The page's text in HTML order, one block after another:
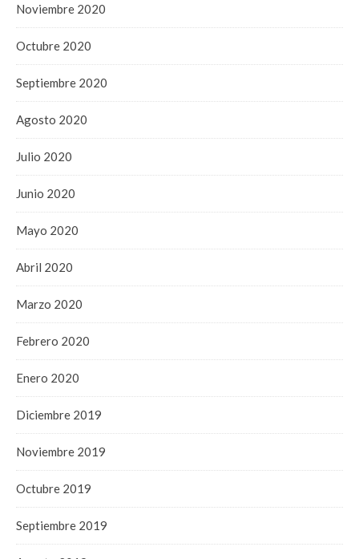
Noviembre 2020
Octubre 2020
Septiembre 2020
Agosto 2020
Julio 2020
Junio 2020
Mayo 2020
Abril 2020
Marzo 2020
Febrero 2020
Enero 2020
Diciembre 2019
Noviembre 2019
Octubre 2019
Septiembre 2019